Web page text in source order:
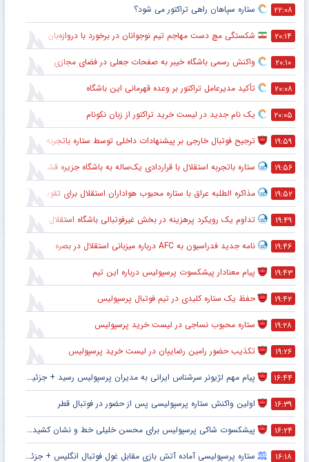
۲۲:۰۸ ستاره سپاهان راهی تراکتور می شود؟
۲۰:۱۴ شکستگی مچ دست مهاجم تیم نوجوانان در برخورد با دروازه‌بان
۲۰:۱۰ واکنش رسمی باشگاه خیبر به صفحات جعلی در فضای مجازی
۲۰:۰۸ تأکید مدیرعامل تراکتور بر وعده قهرمانی این باشگاه
۲۰:۰۵ یک نام جدید در لیست خرید تراکتور از زبان نکونام
۱۹:۵۹ ترجیح فوتبال خارجی بر پیشنهادات داخلی توسط ستاره باتجربه
۱۹:۵۶ ستاره باتجربه استقلال با قراردادی یک‌ساله به باشگاه جزیره قشم پیوست
۱۹:۵۲ مذاکره الطلبه عراق با ستاره محبوب هواداران استقلال برای تقویت خط دفاعی
۱۹:۴۹ تداوم یک رویکرد پرهزینه در بخش غیرفوتبالی باشگاه استقلال
۱۹:۴۶ نامه جدید فدراسیون به AFC درباره میزبانی استقلال در بصره
۱۹:۴۳ پیام معنادار پیشکسوت پرسپولیس درباره این تیم
۱۹:۴۲ حفظ یک ستاره کلیدی در تیم فوتبال پرسپولیس
۱۹:۲۸ ستاره محبوب نساجی در لیست خرید پرسپولیس
۱۹:۲۶ تکذیب حضور رامین رضاییان در لیست خرید پرسپولیس
۱۶:۴۴ پیام مهم لژیونر سرشناس ایرانی به مدیران پرسپولیس رسید + جزئیات
۱۶:۳۹ اولین واکنش ستاره پرسپولیسی پس از حضور در فوتبال قطر
۱۶:۲۴ پیشکسوت شاکی پرسپولیس برای محسن خلیلی خط و نشان کشید + جزئیات
۱۶:۱۸ ستاره پرسپولیسی آماده آتش بازی مقابل غول فوتبال انگلیس + جزئیات